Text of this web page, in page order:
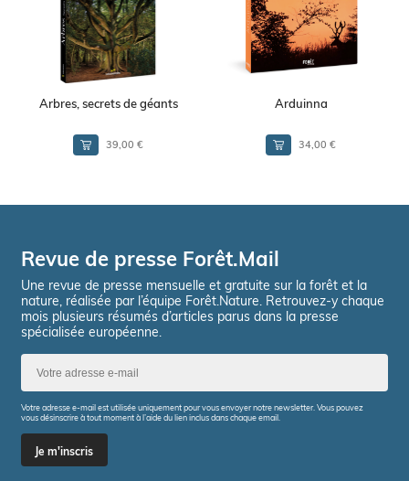
Arbres, secrets de géants
39,00 €
Arduinna
34,00 €
Revue de presse Forêt.Mail
Une revue de presse mensuelle et gratuite sur la forêt et la
nature, réalisée par l’équipe Forêt.Nature. Retrouvez-y chaque
mois plusieurs résumés d’articles parus dans la presse
spécialisée européenne.
Votre adresse e-mail est utilisée uniquement pour vous envoyer notre newsletter. Vous pouvez
vous désinscrire à tout moment à l’aide du lien inclus dans chaque email.
Je m'inscris